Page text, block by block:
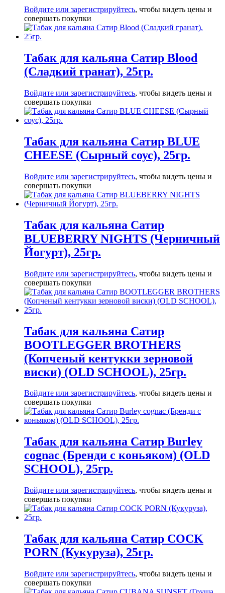
Войдите или зарегистрируйтесь, чтобы видеть цены и
совершать покупки
Табак для кальяна Сатир Blood
(Сладкий гранат), 25гр.
Войдите или зарегистрируйтесь, чтобы видеть цены и
совершать покупки
Табак для кальяна Сатир BLUE
CHEESE (Сырный соус), 25гр.
Войдите или зарегистрируйтесь, чтобы видеть цены и
совершать покупки
Табак для кальяна Сатир
BLUEBERRY NIGHTS (Черничный
Йогурт), 25гр.
Войдите или зарегистрируйтесь, чтобы видеть цены и
совершать покупки
Табак для кальяна Сатир
BOOTLEGGER BROTHERS
(Копченый кентукки зерновой
виски) (OLD SCHOOL), 25гр.
Войдите или зарегистрируйтесь, чтобы видеть цены и
совершать покупки
Табак для кальяна Сатир Burley
cognac (Бренди с коньяком) (OLD
SCHOOL), 25гр.
Войдите или зарегистрируйтесь, чтобы видеть цены и
совершать покупки
Табак для кальяна Сатир COCK
PORN (Кукуруза), 25гр.
Войдите или зарегистрируйтесь, чтобы видеть цены и
совершать покупки